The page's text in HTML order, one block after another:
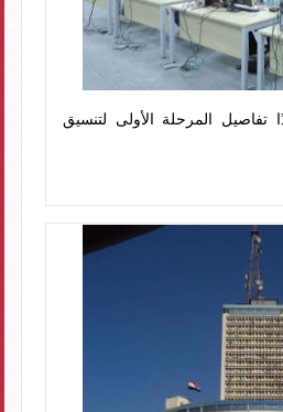
تفاصيل المرحلة الأولى لتنسيق